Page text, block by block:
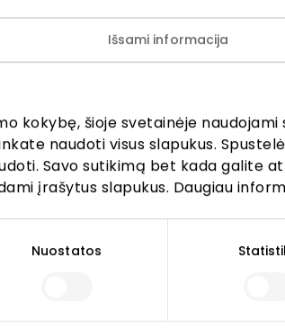
Išsami informacija
kokybę, šioje svetainėje naudojami
naudoti visus slapukus.
Savo sutikimą bet kada galite
įrašytus slapukus. Daugiau
Nuostatos
Drabužiai